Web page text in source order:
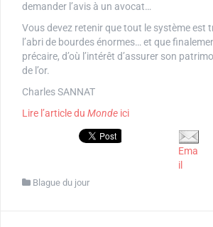
demander l’avis à un avocat…
Vous devez retenir que tout le système est
l’abri de bourdes énormes… et que
précaire, d’où l’intérêt d’assurer son
de l’or.
Charles SANNAT
Lire l’article du Monde ici
Ema
il
Blague du jour